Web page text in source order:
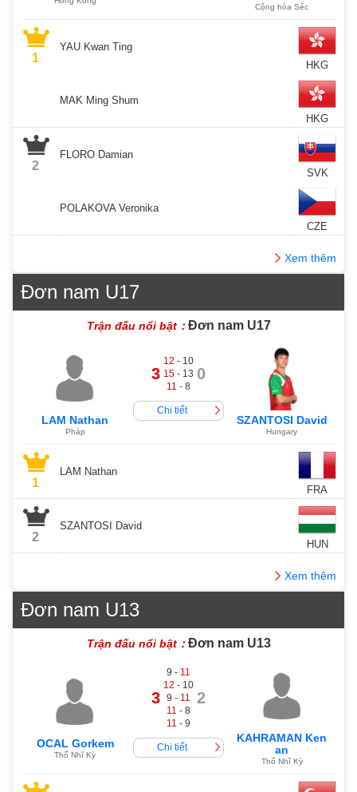
Cộng hòa Séc
1
YAU Kwan Ting
HKG
MAK Ming Shum
HKG
2
FLORO Damian
SVK
POLAKOVA Veronika
CZE
Xem thêm
Đơn nam U17
Trận đấu nổi bật： Đơn nam U17
LAM Nathan
Pháp
3
12 - 10
15 - 13
11 - 8
0
Chi tiết
SZANTOSI David
Hungary
1
LAM Nathan
FRA
2
SZANTOSI David
HUN
Xem thêm
Đơn nam U13
Trận đấu nổi bật： Đơn nam U13
OCAL Gorkem
Thổ Nhĩ Kỳ
3
9 - 11
12 - 10
9 - 11
11 - 8
11 - 9
2
Chi tiết
KAHRAMAN Ken
an
Thổ Nhĩ Kỳ